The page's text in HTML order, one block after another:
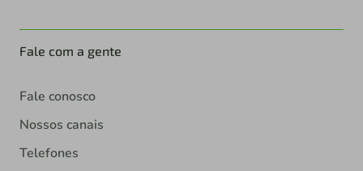
Fale com a gente
Fale conosco
Nossos canais
Telefones